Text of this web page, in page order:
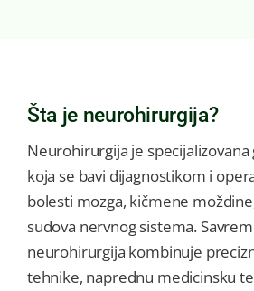
Šta je neurohirurgija?
Neurohirurgija je
koja se bavi dijagnostikom i
bolesti mozga, kičmene
sudova nervnog sistema.
neurohirurgija kombinuje
tehnike, naprednu medicinsku